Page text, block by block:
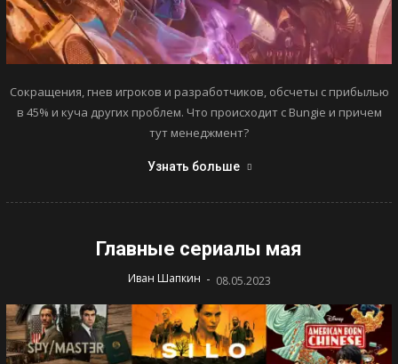
Сокращения, гнев игроков и разработчиков, обсчеты с прибылью
в 45% и куча других проблем. Что происходит с Bungie и причем
тут менеджмент?
Узнать больше
Главные сериалы мая
Иван Шапкин - 08.05.2023